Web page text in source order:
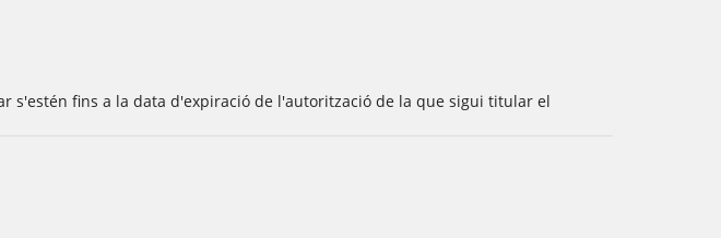
s'estén fins a la data d'expiració de l'autorització de la que sigui titular el